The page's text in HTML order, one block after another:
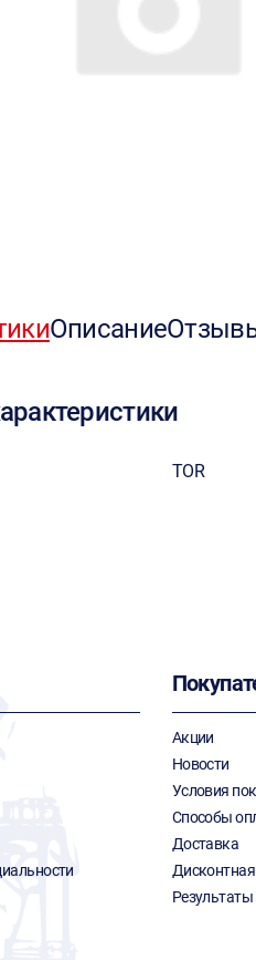
Описание
TOR
Акции
Новости
Условия
Способы
Доставка
Дисконтная